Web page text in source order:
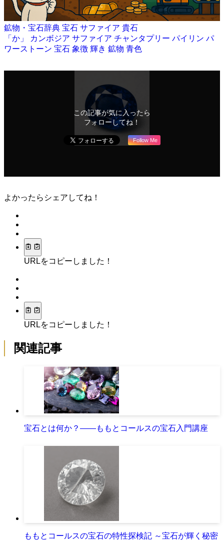
鉱物・宝石辞典 宝石 サファイア 貴石
「か」
カンボジア サファイア チャンタプリー パイリン パ
ワーストーン 宝石 象徴 輝き 鉱物 青色
この記事が気に入ったら
フォローしてね！
Follow Me
よかったらシェアしてね！
URLをコピーしました！
URLをコピーしました！
関連記事
宝石とは何か？――ももとコールスの宝石入門講座
ももとコールスの宝石の特性探検記 ～宝石が輝く秘密